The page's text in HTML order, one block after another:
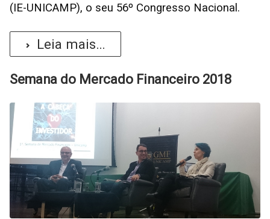
(IE-UNICAMP), o seu 56º Congresso Nacional.
Leia mais...
Semana do Mercado Financeiro 2018